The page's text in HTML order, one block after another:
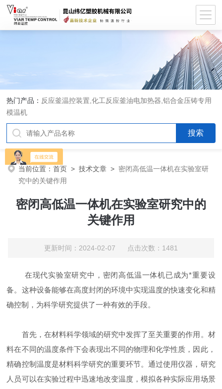
热门产品： 反应釜温控装置,化工反应釜油电加热器,铝合金压铸专用
模温机
当前位置：首页 >技术文章 > 密闭高低温一体机在实验室研
究中的关键作用
密闭高低温一体机在实验室研究中的
关键作用
更新时间：2024-02-07 点击次数：1481
在现代实验室研究中，密闭高低温一体机已成为*重要设
备。这种设备能够在高度封闭的环境中实现温度的快速变化和精
确控制，为科学研究提供了一种有效的手段。
首先，在材料科学领域的研究中发挥了至关重要的作用。材
料在不同的温度条件下会表现出不同的物理和化学性质，因此，
精确控制温度是材料科学研究的重要环节。通过使用仪器，研究
人员可以在实验过程中迅速地改变温度，模拟各种实际应用场景